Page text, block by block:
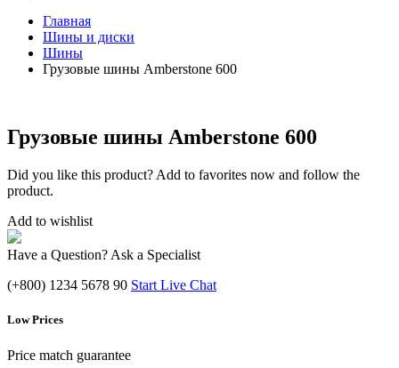
Главная
Шины и диски
Шины
Грузовые шины Amberstone 600
Грузовые шины Amberstone 600
Did you like this product? Add to favorites now and follow the
product.
Add to wishlist
Have a Question? Ask a Specialist
(+800) 1234 5678 90 Start Live Chat
Low Prices
Price match guarantee